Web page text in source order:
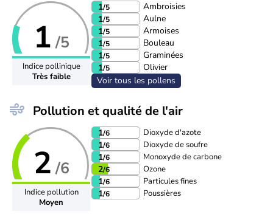
1 /5
Indice pollinique
Très faible
1/5
Ambroisies
1/5
Aulne
1/5
Armoises
1/5
Bouleau
1/5
Graminées
1/5
Olivier
Voir tous les pollens
Pollution et qualité de l'air
2 /6
Indice pollution
Moyen
1/6 Dioxyde d'azote
1/6 Dioxyde de soufre
1/6 Monoxyde de carbone
2/6 Ozone
1/6 Particules fines
1/6 Poussières